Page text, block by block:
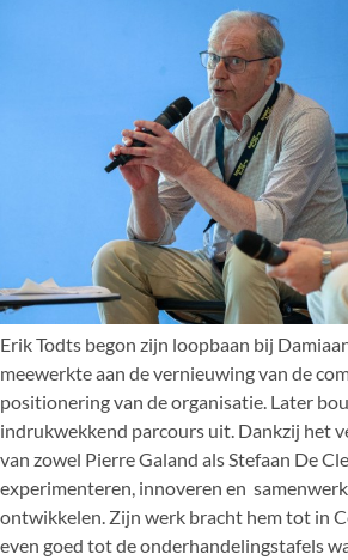
Erik Todts begon zijn loopbaan bij
meewerkte aan de vernieuwing van de
positionering van de organisatie. Later
indrukwekkend parcours uit. Dankzij het
van zowel Pierre Galand als Stefaan De
experimenteren, innoveren en
ontwikkelen. Zijn werk bracht hem tot in
even goed tot de onderhandelingstafels